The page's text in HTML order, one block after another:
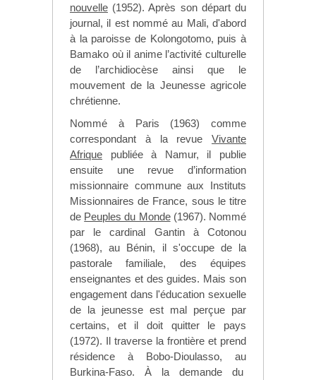
nouvelle (1952). Après son départ du
journal, il est nommé au Mali, d'abord
à la paroisse de Kolongotomo, puis à
Bamako où il anime l’activité culturelle
de l’archidiocèse ainsi que le
mouvement de la Jeunesse agricole
chrétienne.
Nommé à Paris (1963) comme
correspondant à la revue Vivante
Afrique publiée à Namur, il publie
ensuite une revue d’information
missionnaire commune aux Instituts
Missionnaires de France, sous le titre
de Peuples du Monde(1967). Nommé
par le cardinal Gantin à Cotonou
(1968), au Bénin, il s'occupe de la
pastorale familiale, des équipes
enseignantes et des guides. Mais son
engagement dans l'éducation sexuelle
de la jeunesse est mal perçue par
certains, et il doit quitter le pays
(1972). Il traverse la frontière et prend
résidence à Bobo-Dioulasso, au
Burkina-Faso. À la demande du